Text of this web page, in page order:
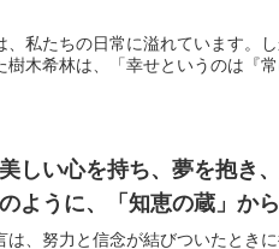
、私たちの日常に溢れています。
樹木希林は、「幸せというのは『
しい心を持ち、夢を抱
ように、「知恵の蔵」か
は、努力と信念が結びついたとき